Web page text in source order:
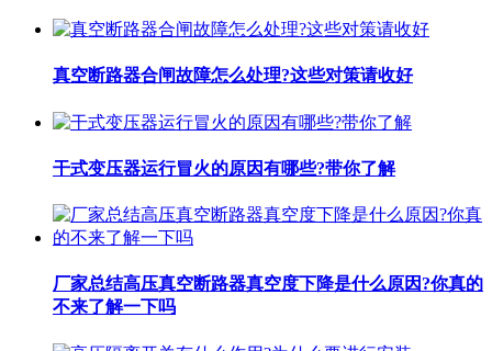
真空断路器合闸故障怎么处理?这些对策请收好
干式变压器运行冒火的原因有哪些?带你了解
厂家总结高压真空断路器真空度下降是什么原因?你真的
不来了解一下吗